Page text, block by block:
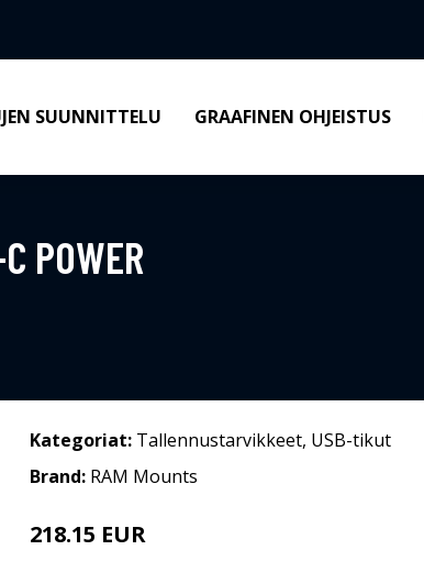
SUUNNITTELU GRAAFINEN OHJEISTUS
POWER
Kategoriat: Tallennustarvikkeet, USB-tikut
Brand: RAM Mounts
218.15 EUR